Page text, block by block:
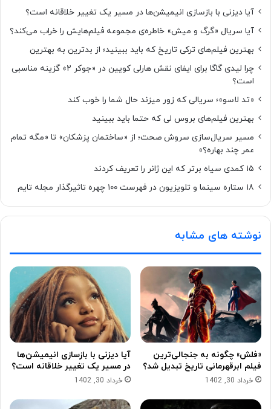
آیا دیزنی با بازسازی انیمیشن‌ها در مسیر یک تغییر خلاقانه است؟
آیا سریال «گرگ و میش» خاطره‌ی مجموعه‌ فیلم‌هایش را خراب می‌کند؟
بهترین فیلم‌های ترکی تاریخ که باید ببینید؛ از بدترین به بهترین
چرا لیدی گاگا برای ایفای نقش هارلی کویین در «جوکر ۲» گزینه مناسبی
است؟
«تد لاسو»؛ سریالی که زور میزند حال شما را خوب کند
بهترین فیلم‌های بروس لی که حتما باید ببینید
مسیر سریال‌سازی سروش صحت؛ از «ساختمان پزشکان» تا «مگه تمام
عمر چند بهاره؟»
۱۵ کمدی سیاه برتر که این ژانر را تعریف کردند
۱۸ ستاره‌ سینما و تلویزیون در فهرست ۱۰۰ چهره تاثیرگذار مجله تایم
نوشته های مشابه
«فلش» چگونه به جنجالی‌ترین
فیلم ابرقهرمانی تاریخ تبدیل شد؟
خرداد 30, 1402
آیا دیزنی با بازسازی انیمیشن‌ها
در مسیر یک تغییر خلاقانه است؟
خرداد 30, 1402